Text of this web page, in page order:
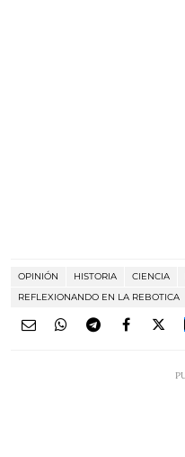
OPINIÓN HISTORIA CIENCIA
REFLEXIONANDO EN LA REBOTICA